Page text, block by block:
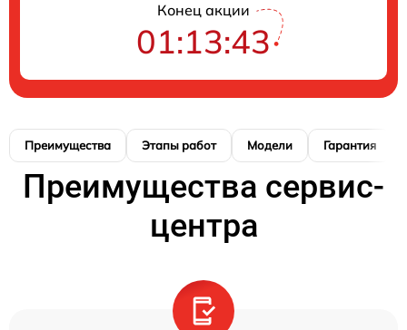
Конец акции
01:13:42
Преимущества Этапы работ Модели Гарантия
Преимущества сервис-
центра